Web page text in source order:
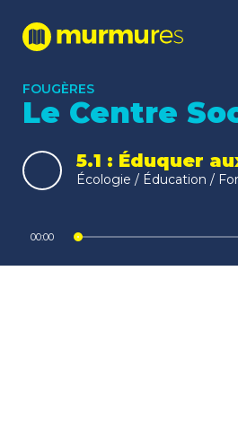
FOUGÈRES
Le Centre
5.1 : Éduquer
Écologie / Éducation /
audio
00:00